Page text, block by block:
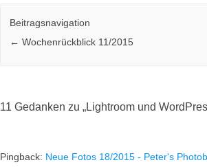
Beitragsnavigation
← Wochenrückblick 11/2015
11 Gedanken zu „Lightroom und
Pingback: Neue Fotos 18/2015 - Peter's